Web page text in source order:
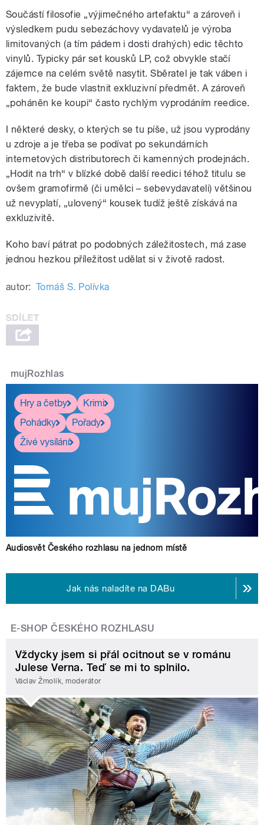
Součástí filosofie „výjimečného artefaktu“ a zároveň i
výsledkem pudu sebezáchovy vydavatelů je výroba
limitovaných (a tím pádem i dosti drahých) edic těchto
vinylů. Typicky pár set kousků LP, což obvykle stačí
zájemce na celém světě nasytit. Sběratel je tak váben i
faktem, že bude vlastnit exkluzivní předmět. A zároveň
„poháněn ke koupi“ často rychlým vyprodáním reedice.
I některé desky, o kterých se tu píše, už jsou vyprodány
u zdroje a je třeba se podívat po sekundárních
internetových distributorech či kamenných prodejnách.
„Hodit na trh“ v blízké době další reedici téhož titulu se
ovšem gramofirmě (či umělci – sebevydavateli) většinou
už nevyplatí, „ulovený“ kousek tudíž ještě získává na
exkluzivitě.
Koho baví pátrat po podobných záležitostech, má zase
jednou hezkou příležitost udělat si v životě radost.
autor: Tomáš S. Polívka
mujRozhlas
Hry a četby
Krimi
Pohádky
Pořady
Živé vysílání
Audiosvět Českého rozhlasu na jednom místě
Jak nás naladíte na DABu
E-SHOP ČESKÉHO ROZHLASU
Vždycky jsem si přál ocitnout se v románu
Julese Verna. Teď se mi to splnilo.
Václav Žmolík, moderátor